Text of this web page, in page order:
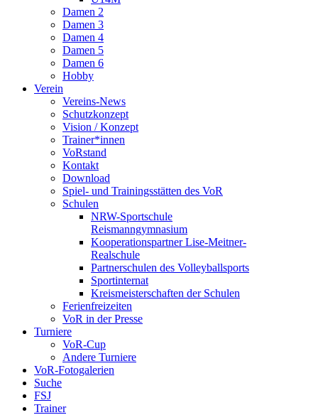
Damen 2
Damen 3
Damen 4
Damen 5
Damen 6
Hobby
Verein
Vereins-News
Schutzkonzept
Vision / Konzept
Trainer*innen
VoRstand
Kontakt
Download
Spiel- und Trainingsstätten des VoR
Schulen
NRW-Sportschule
Reismanngymnasium
Kooperationspartner Lise-Meitner-
Realschule
Partnerschulen des Volleyballsports
Sportinternat
Kreismeisterschaften der Schulen
Ferienfreizeiten
VoR in der Presse
Turniere
VoR-Cup
Andere Turniere
VoR-Fotogalerien
Suche
FSJ
Trainer